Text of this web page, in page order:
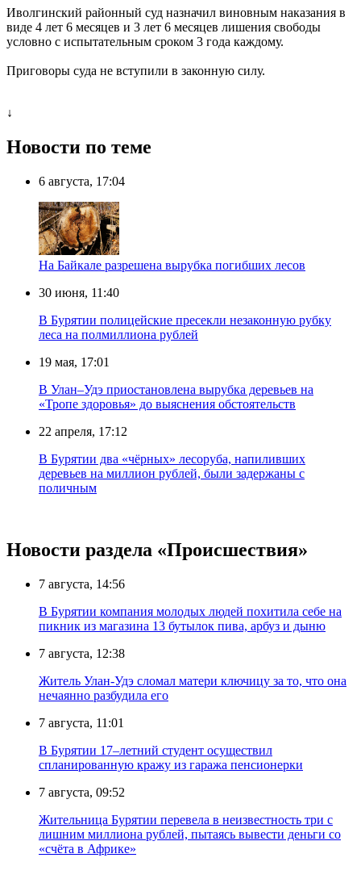
Иволгинский районный суд назначил виновным наказания в
виде 4 лет 6 месяцев и 3 лет 6 месяцев лишения свободы
условно с испытательным сроком 3 года каждому.
Приговоры суда не вступили в законную силу.
↓
Новости по теме
6 августа, 17:04
На Байкале разрешена вырубка погибших лесов
30 июня, 11:40
В Бурятии полицейские пресекли незаконную рубку
леса на полмиллиона рублей
19 мая, 17:01
В Улан–Удэ приостановлена вырубка деревьев на
«Тропе здоровья» до выяснения обстоятельств
22 апреля, 17:12
В Бурятии два «чёрных» лесоруба, напиливших
деревьев на миллион рублей, были задержаны с
поличным
Новости раздела «Происшествия»
7 августа, 14:56
В Бурятии компания молодых людей похитила себе на
пикник из магазина 13 бутылок пива, арбуз и дыню
7 августа, 12:38
Житель Улан-Удэ сломал матери ключицу за то, что она
нечаянно разбудила его
7 августа, 11:01
В Бурятии 17–летний студент осуществил
спланированную кражу из гаража пенсионерки
7 августа, 09:52
Жительница Бурятии перевела в неизвестность три с
лишним миллиона рублей, пытаясь вывести деньги со
«счёта в Африке»